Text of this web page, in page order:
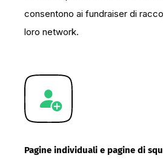
consentono ai fundraiser di
loro network.
Pagine individuali e pagine di